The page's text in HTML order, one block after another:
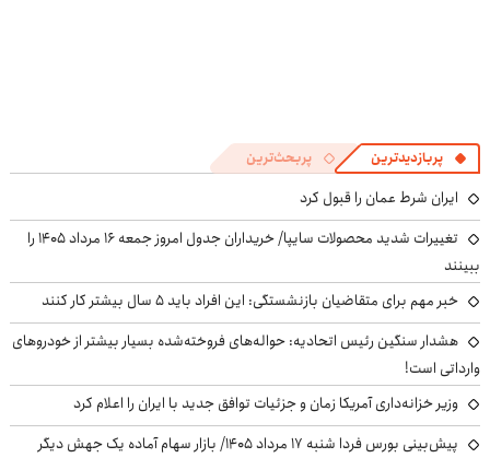
پربازدیدترین پربحث‌ترین
ایران شرط عمان را قبول کرد
تغییرات شدید محصولات سایپا/ خریداران جدول امروز جمعه ۱۶ مرداد ۱۴۰۵ را
ببینند
خبر مهم برای متقاضیان بازنشستگی: این افراد باید ۵ سال بیشتر کار کنند
هشدار سنگین رئیس اتحادیه: حواله‌های فروخته‌شده بسیار بیشتر از خودروهای
وارداتی است!
وزیر خزانه‌داری آمریکا زمان و جزئیات توافق جدید با ایران را اعلام کرد
پیش‌بینی بورس فردا شنبه ۱۷ مرداد ۱۴۰۵/ بازار سهام آماده یک جهش دیگر